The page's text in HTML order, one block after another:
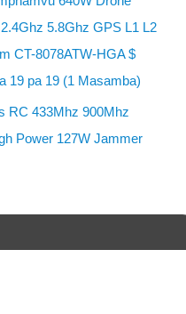
5.8Ghz GPS L1 L2
CT-8078ATW-HGA $
19 pa 19 (1 Masamba)
RC 433Mhz 900Mhz
Power 127W Jammer